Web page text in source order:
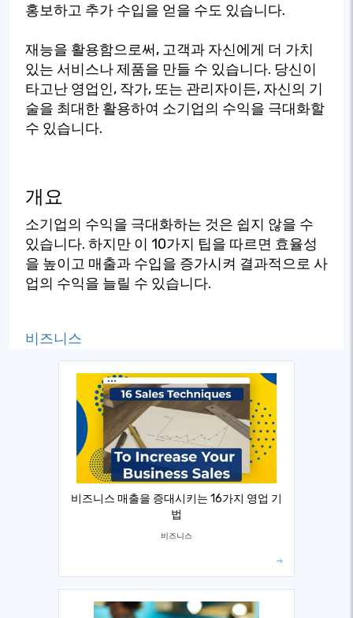
홍보하고 추가 수입을 얻을 수도 있습니다.
재능을 활용함으로써, 고객과 자신에게 더 가치
있는 서비스나 제품을 만들 수 있습니다. 당신이
타고난 영업인, 작가, 또는 관리자이든, 자신의 기
술을 최대한 활용하여 소기업의 수익을 극대화할
수 있습니다.
개요
소기업의 수익을 극대화하는 것은 쉽지 않을 수
있습니다. 하지만 이 10가지 팁을 따르면 효율성
을 높이고 매출과 수입을 증가시켜 결과적으로 사
업의 수익을 늘릴 수 있습니다.
비즈니스
비즈니스 매출을 증대시키는 16가지 영업 기
법
비즈니스